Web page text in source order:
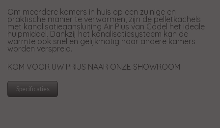
Om meerdere kamers in huis op een zuinige en
praktische manier te verwarmen, zijn de pelletkachels
met kanalisatieaansluiting Air Plus van Cadel het ideale
hulpmiddel. Dankzij het kanalisatiesysteem kan de
warmte ook snel en gelijkmatig naar andere kamers
worden verspreid.
KOM VOOR UW PRIJS NAAR ONZE SHOWROOM
Specificaties